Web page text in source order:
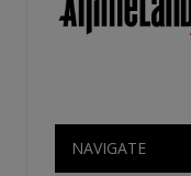
NAVIGATE